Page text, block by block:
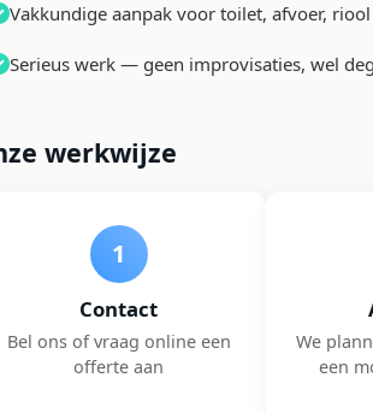
Vakkundige aanpak voor toilet, afvoer,
Serieus werk — geen improvisaties, wel
werkwijze
1
Contact
Bel ons of vraag online een
offerte aan
We
een